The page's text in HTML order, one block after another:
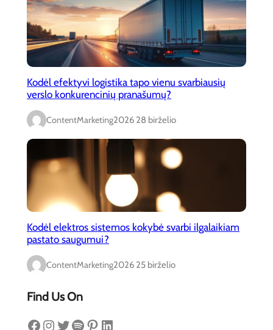
Kodėl efektyvi logistika tapo vienu svarbiausių
verslo konkurencinių pranašumų?
ContentMarketing2026 28 birželio
Kodėl elektros sistemos kokybė svarbi ilgalaikiam
pastato saugumui?
ContentMarketing2026 25 birželio
Find Us On
Facebook Instagram Twitter Spotify Pinterest LinkedIn